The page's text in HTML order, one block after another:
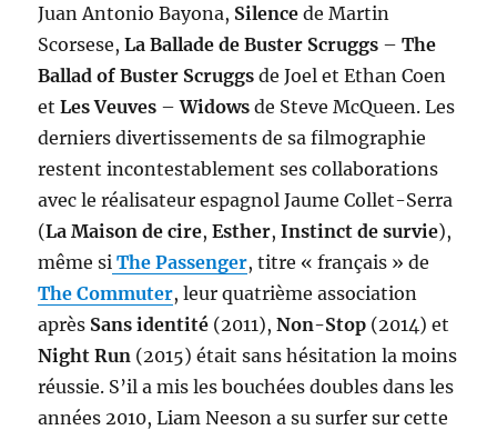
Juan Antonio Bayona, Silence de Martin
Scorsese,La Ballade de Buster Scruggs –The
Ballad of Buster Scruggs de Joel et Ethan Coen
etLes Veuves –Widows de Steve McQueen. Les
derniers divertissements de sa filmographie
restent incontestablement ses collaborations
avec le réalisateur espagnol Jaume Collet-Serra
(La Maison de cire,Esther,Instinct de survie),
même si The Passenger, titre « français » de
The Commuter, leur quatrième association
après Sans identité (2011),Non-Stop (2014) et
Night Run (2015) était sans hésitation la moins
réussie. S’il a mis les bouchées doubles dans les
années 2010, Liam Neeson a su surfer sur cette